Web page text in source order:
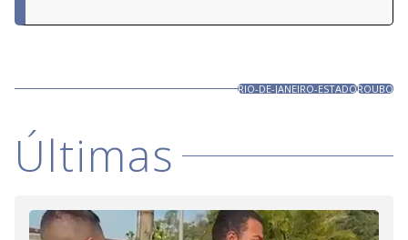
RIO-DE-JANEIRO-ESTADOROUBO
Últimas